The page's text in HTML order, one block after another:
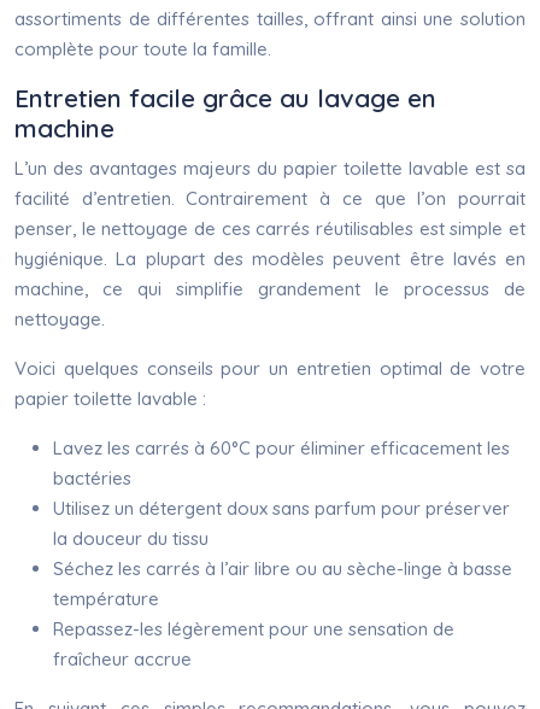
assortiments de différentes tailles, offrant ainsi une solution
complète pour toute la famille.
Entretien facile grâce au lavage en
machine
L’un des avantages majeurs du papier toilette lavable est sa
facilité d’entretien. Contrairement à ce que l’on pourrait
penser, le nettoyage de ces carrés réutilisables est simple et
hygiénique. La plupart des modèles peuvent être lavés en
machine, ce qui simplifie grandement le processus de
nettoyage.
Voici quelques conseils pour un entretien optimal de votre
papier toilette lavable :
Lavez les carrés à 60°C pour éliminer efficacement les
bactéries
Utilisez un détergent doux sans parfum pour préserver
la douceur du tissu
Séchez les carrés à l’air libre ou au sèche-linge à basse
température
Repassez-les légèrement pour une sensation de
fraîcheur accrue